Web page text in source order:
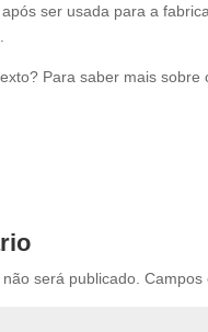
ser usada para a
Para saber mais
será publicado.